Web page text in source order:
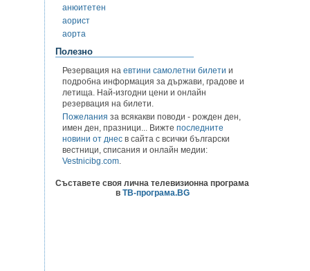
анюитетен
аорист
аорта
Полезно
Резервация на евтини самолетни билети и
подробна информация за държави, градове и
летища. Най-изгодни цени и онлайн
резервация на билети.
Пожелания за всякакви поводи - рожден ден,
имен ден, празници... Вижте последните
новини от днес в сайта с всички български
вестници, списания и онлайн медии:
Vestnicibg.com.
Съставете своя лична телевизионна програма
в ТВ-програма.BG